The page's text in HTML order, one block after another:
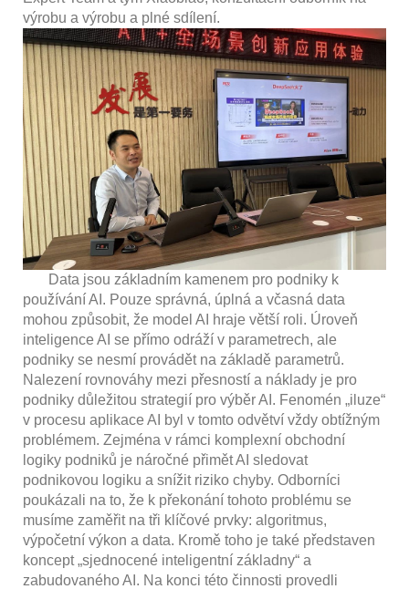
výrobu a výrobu a plné sdílení.
Data jsou základním kamenem pro podniky k
používání AI. Pouze správná, úplná a včasná data
mohou způsobit, že model AI hraje větší roli. Úroveň
inteligence AI se přímo odráží v parametrech, ale
podniky se nesmí provádět na základě parametrů.
Nalezení rovnováhy mezi přesností a náklady je pro
podniky důležitou strategií pro výběr AI. Fenomén „iluze“
v procesu aplikace AI byl v tomto odvětví vždy obtížným
problémem. Zejména v rámci komplexní obchodní
logiky podniků je náročné přimět AI sledovat
podnikovou logiku a snížit riziko chyby. Odborníci
poukázali na to, že k překonání tohoto problému se
musíme zaměřit na tři klíčové prvky: algoritmus,
výpočetní výkon a data. Kromě toho je také představen
koncept „sjednocené inteligentní základny“ a
zabudovaného AI. Na konci této činnosti provedli